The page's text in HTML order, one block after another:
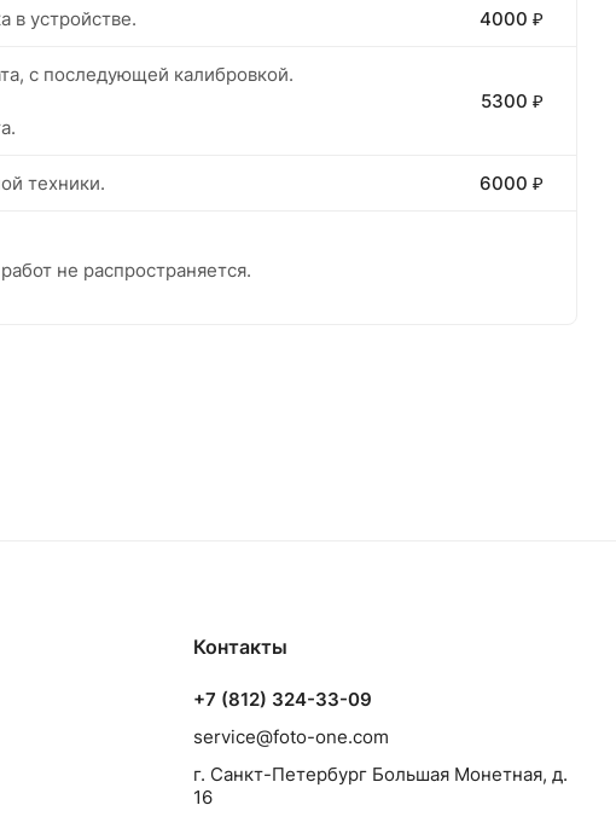
в устройстве. 4000 ₽
с последующей калибровкой.
5300 ₽
техники. 6000 ₽
не распространяется.
Контакты
+7 (812) 324-33-09
service@foto-one.com
г. Санкт-Петербург Большая Монетная, д.
16